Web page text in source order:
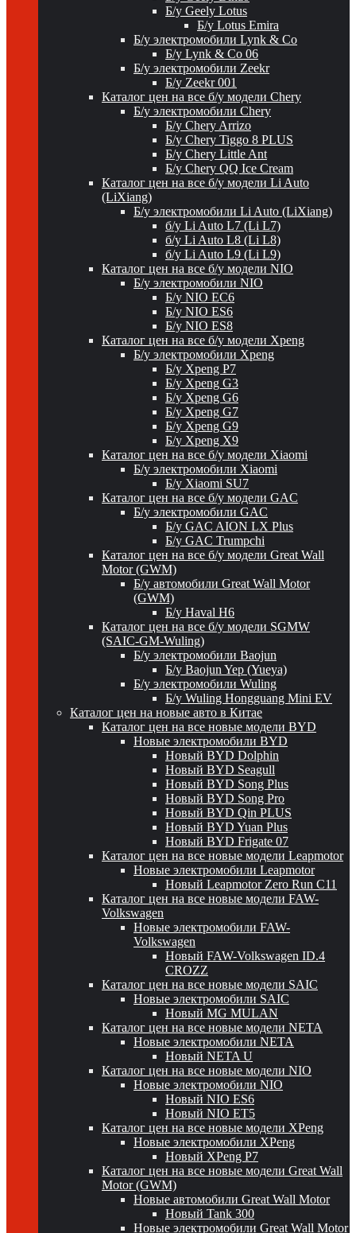
Б/у Geely Lotus
Б/у Lotus Emira
Б/у электромобили Lynk & Co
Б/у Lynk & Co 06
Б/у электромобили Zeekr
Б/у Zeekr 001
Каталог цен на все б/у модели Chery
Б/у электромобили Chery
Б/у Chery Arrizo
Б/у Chery Tiggo 8 PLUS
Б/у Chery Little Ant
Б/у Chery QQ Ice Cream
Каталог цен на все б/у модели Li Auto
(LiXiang)
Б/у электромобили Li Auto (LiXiang)
б/у Li Auto L7 (Li L7)
б/у Li Auto L8 (Li L8)
б/у Li Auto L9 (Li L9)
Каталог цен на все б/у модели NIO
Б/у электромобили NIO
Б/у NIO EC6
Б/у NIO ES6
Б/у NIO ES8
Каталог цен на все б/у модели Xpeng
Б/у электромобили Xpeng
Б/у Xpeng P7
Б/у Xpeng G3
Б/у Xpeng G6
Б/у Xpeng G7
Б/у Xpeng G9
Б/у Xpeng X9
Каталог цен на все б/у модели Xiaomi
Б/у электромобили Xiaomi
Б/у Xiaomi SU7
Каталог цен на все б/у модели GAC
Б/у электромобили GAC
Б/у GAC AION LX Plus
Б/у GAC Trumpchi
Каталог цен на все б/у модели Great Wall
Motor (GWM)
Б/у автомобили Great Wall Motor
(GWM)
Б/у Haval H6
Каталог цен на все б/у модели SGMW
(SAIC-GM-Wuling)
Б/у электромобили Baojun
Б/у Baojun Yep (Yueya)
Б/у электромобили Wuling
Б/у Wuling Hongguang Mini EV
Каталог цен на новые авто в Китае
Каталог цен на все новые модели BYD
Новые электромобили BYD
Новый BYD Dolphin
Новый BYD Seagull
Новый BYD Song Plus
Новый BYD Song Pro
Новый BYD Qin PLUS
Новый BYD Yuan Plus
Новый BYD Frigate 07
Каталог цен на все новые модели Leapmotor
Новые электромобили Leapmotor
Новый Leapmotor Zero Run C11
Каталог цен на все новые модели FAW-
Volkswagen
Новые электромобили FAW-
Volkswagen
Новый FAW-Volkswagen ID.4
CROZZ
Каталог цен на все новые модели SAIC
Новые электромобили SAIC
Новый MG MULAN
Каталог цен на все новые модели NETA
Новые электромобили NETA
Новый NETA U
Каталог цен на все новые модели NIO
Новые электромобили NIO
Новый NIO ES6
Новый NIO ET5
Каталог цен на все новые модели XPeng
Новые электромобили XPeng
Новый XPeng P7
Каталог цен на все новые модели Great Wall
Motor (GWM)
Новые автомобили Great Wall Motor
Новый Tank 300
Новые электромобили Great Wall Motor